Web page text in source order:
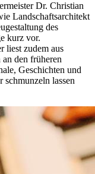
Dr. Christian
Landschaftsarchitekt
des
kurz vor.
liest zudem aus
den früheren
Geschichten und
schmunzeln lassen